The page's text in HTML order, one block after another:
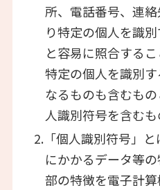
所、電話番号、連
り特定の個人を識
と容易に照合する
特定の個人を識別
なるものも含むも
人識別符号を含むも
2.「個人識別符号」
にかかるデータ等
部の特徴を電子計